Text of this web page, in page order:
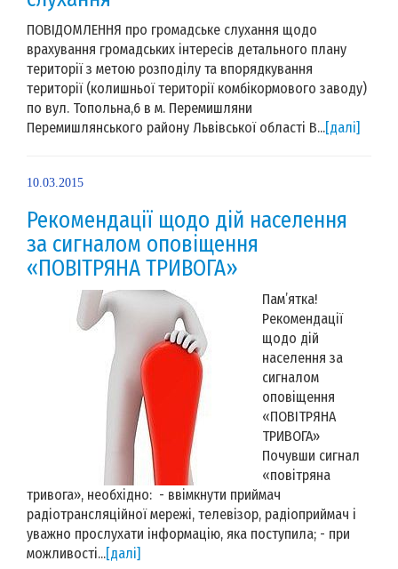
ПОВІДОМЛЕННЯ про громадське слухання щодо
врахування громадських інтересів детального плану
території з метою розподілу та впорядкування
території (колишньої території комбікормового заводу)
по вул. Топольна,6 в м. Перемишляни
Перемишлянського району Львівської області В...[далі]
10.03.2015
Рекомендації щодо дій населення
за сигналом оповіщення
«ПОВІТРЯНА ТРИВОГА»
Пам’ятка!
Рекомендації
щодо дій
населення за
сигналом
оповіщення
«ПОВІТРЯНА
ТРИВОГА»
Почувши сигнал
«повітряна
тривога», необхідно: - ввімкнути приймач
радіотрансляційної мережі, телевізор, радіоприймач і
уважно прослухати інформацію, яка поступила; - при
можливості...[далі]